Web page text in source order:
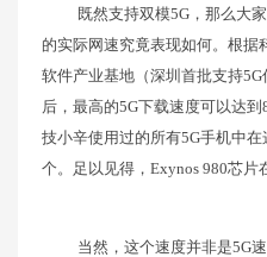
既然支持双模5G，那么大
的实际网速究竟表现如何。根据
软件产业基地（深圳首批支持
后，最高的5G下载速度可以达
技小辛使用过的所有5G手机中
个。足以见得，Exynos 980芯片
当然，这个速度并非是5G